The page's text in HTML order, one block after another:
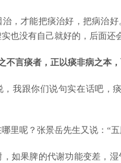
，才能把痰治好，把病治
也没有自己就好的，后面还
不言痰者，正以痰非病之本
，我跟你们说句实在话吧，
里呢？张景岳先生又说：“
，如果脾的代谢功能变差，